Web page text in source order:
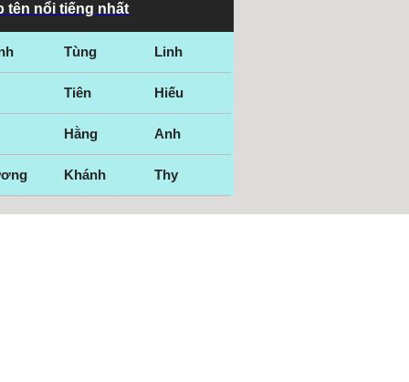
tên nổi tiếng nhất
Tùng Linh
Tiên Hiếu
Hằng Anh
Khánh Thy